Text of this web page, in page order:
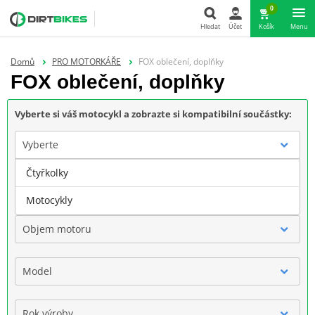
Hledat Účet
0
Košík Menu
Domů PRO MOTORKÁŘE FOX oblečení, doplňky
FOX oblečení, doplňky
Vyberte si váš motocykl a zobrazte si kompatibilní součástky:
Vyberte
Značka
Objem motoru
Model
Čtyřkolky
Motocykly